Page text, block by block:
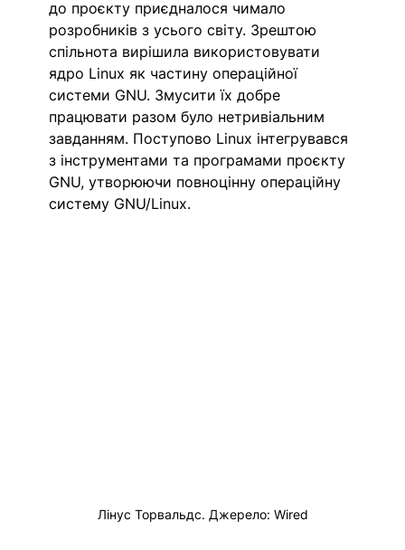
до проєкту приєдналося чимало
розробників з усього світу. Зрештою
спільнота вирішила використовувати
ядро ​​Linux як частину операційної
системи GNU. Змусити їх добре
працювати разом було нетривіальним
завданням. Поступово Linux інтегрувався
з інструментами та програмами проєкту
GNU, утворюючи повноцінну операційну
систему GNU/Linux.
Лінус Торвальдс. Джерело: Wired